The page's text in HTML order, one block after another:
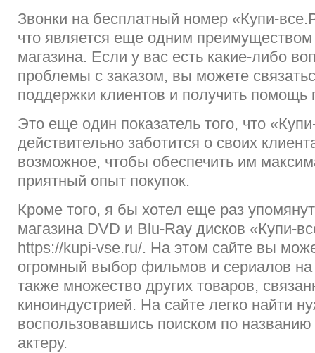
Звонки на бесплатный номер «Купи-
что является еще одним преимуществом
магазина. Если у вас есть какие-либо
проблемы с заказом, вы можете
поддержки клиентов и получить помощь
Это еще один показатель того, что
действительно заботится о своих
возможное, чтобы обеспечить им
приятный опыт покупок.
Кроме того, я бы хотел еще раз
магазина DVD и Blu-Ray дисков «Купи-
https://kupi-vse.ru/. На этом сайте вы
огромный выбор фильмов и сериалов
также множество других товаров,
киноиндустрией. На сайте легко найти
воспользовавшись поиском по
актеру.